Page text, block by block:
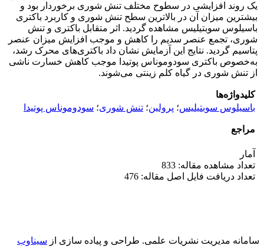
یک روند افزایشی در سطوح مختلف تنش شوری برخوردار بود و
بیش­ترین میزان آن در بالاترین سطح تنش شوری و کاربرد باکتری
باسیلوس سوبتیلیس مشاهده گردید. اثر متقابل باکتری و تنش
شوری، تجمع عنصر سدیم را کاهش و موجب افزایش میزان عنصر
پتاسیم گردید. نتایج این آزمایش نشان داد باکتری‌های محرک رشد،
به‌خصوص باکتری سودوموناس پوتیدا موجب کاهش خسارت ناشی
از تنش شوری در گیاه کلم زینتی می‌شوند.
کلیدواژه‌ها
باسیلوس سوبتیلیس؛ پرولین؛ تنش شوری؛ سودوموناس پوتیدا‏
مراجع
آمار
تعداد مشاهده مقاله: 833
تعداد دریافت فایل اصل مقاله: 476
سامانه مدیریت نشریات علمی. طراحی و پیاده سازی از سیناوب